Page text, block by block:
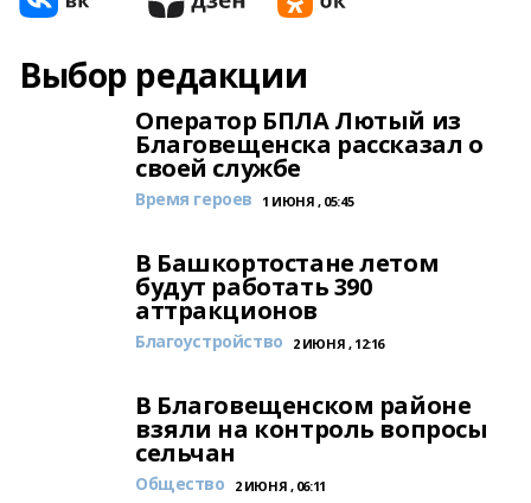
Выбор редакции
Оператор БПЛА Лютый из
Благовещенска рассказал о
своей службе
Время героев 1 ИЮНЯ , 05:45
В Башкортостане летом
будут работать 390
аттракционов
Благоустройство 2 ИЮНЯ , 12:16
В Благовещенском районе
взяли на контроль вопросы
сельчан
Общество 2 ИЮНЯ , 06:11